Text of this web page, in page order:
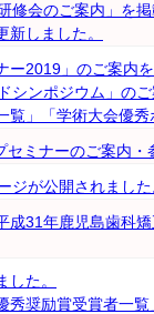
修会のご案内」を
新しました。
ー2019」のご案内
シンポジウム」の
覧」「学術大会優
ミナーのご案内
ジが公開されまし
成31年鹿児島歯科
した。
秀奨励賞受賞者一